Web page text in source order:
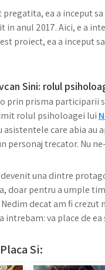
pregatita, ea a inceput
in anul 2017. Aici, e a
proiect, ea a inceput
Sini: rolul
prin prisma participarii
rolul psiholoagei lui
care abia au
personaj trecator. Nu
devenit una dintre
doar pentru a umple
decat am fi crezut
intrebam: va place de
Si: